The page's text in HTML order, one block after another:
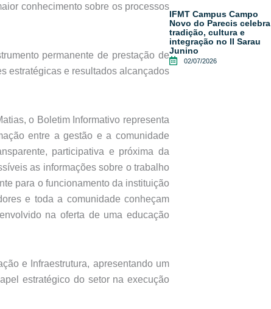
conhecimento sobre os processos
permanente de prestação de
estratégicas e resultados alcançados
o Boletim Informativo representa
entre a gestão e a comunidade
participativa e próxima da
as informações sobre o trabalho
para o funcionamento da instituição
e toda a comunidade conheçam
na oferta de uma educação
e Infraestrutura, apresentando um
estratégico do setor na execução
IFMT Campus Campo
Novo do Parecis celebra
tradição, cultura e
integração no II Sarau
Junino
02/07/2026